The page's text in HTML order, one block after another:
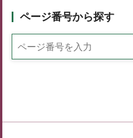
ページ番号から探す